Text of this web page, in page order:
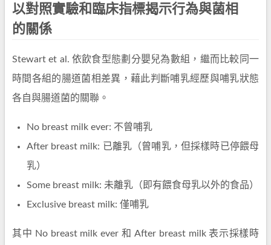
以對照實驗和臨床指標揭示行為與菌相
的關係
Stewart et al. 依飲食型態劃分嬰兒為數組，繼而比較同一
時間各組的腸道菌相差異，藉此判斷哺乳經歷與哺乳狀態
各自與腸道菌的關聯。
No breast milk ever: 不曾哺乳
After breast milk: 已離乳（曾哺乳，但採樣時已停餵母
乳）
Some breast milk: 未離乳（即有餵食母乳以外的食品）
Exclusive breast milk: 僅哺乳
其中 No breast milk ever 和 After breast milk 表示採樣時